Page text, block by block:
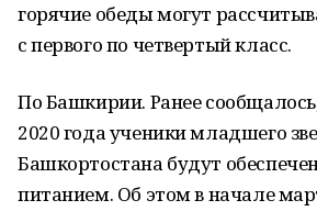
горячие обеды могут
с первого по четвертый класс.
По Башкирии. Ранее
2020 года ученики младшего
Башкортостана будут
питанием. Об этом в начале